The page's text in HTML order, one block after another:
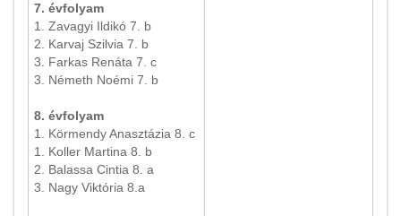
7. évfolyam
1. Zavagyi Ildikó 7. b
2. Karvaj Szilvia 7. b
3. Farkas Renáta 7. c
3. Németh Noémi 7. b
8. évfolyam
1. Körmendy Anasztázia 8. c
1. Koller Martina 8. b
2. Balassa Cintia 8. a
3. Nagy Viktória 8.a